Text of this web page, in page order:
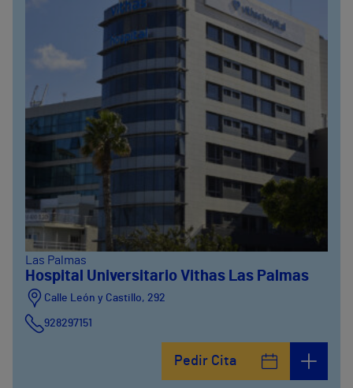
Las Palmas
Hospital Universitario Vithas Las Palmas
Calle León y Castillo, 292
928297151
Pedir Cita